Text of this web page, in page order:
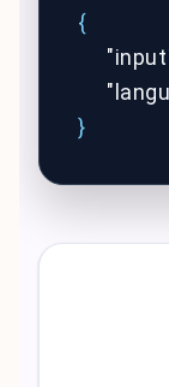
{
}